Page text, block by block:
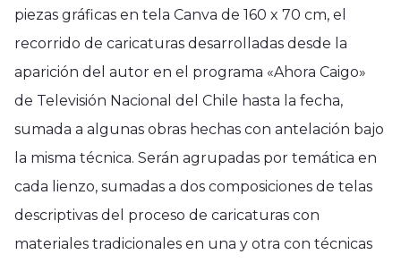
piezas gráficas en tela Canva de 160 x 70 cm, el
recorrido de caricaturas desarrolladas desde la
aparición del autor en el programa «Ahora Caigo»
de Televisión Nacional del Chile hasta la fecha,
sumada a algunas obras hechas con antelación bajo
la misma técnica. Serán agrupadas por temática en
cada lienzo, sumadas a dos composiciones de telas
descriptivas del proceso de caricaturas con
materiales tradicionales en una y otra con técnicas